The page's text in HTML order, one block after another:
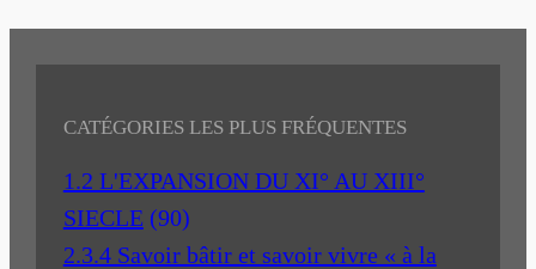
CATÉGORIES LES PLUS FRÉQUENTES
1.2 L'EXPANSION DU XI° AU XIII°
SIECLE (90)
2.3.4 Savoir bâtir et savoir vivre « à la